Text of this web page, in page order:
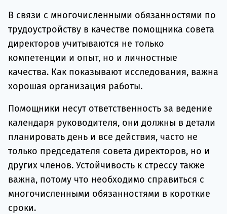
В связи с многочисленными обязанностями по
трудоустройству в качестве помощника совета
директоров учитываются не только
компетенции и опыт, но и личностные
качества. Как показывают исследования, важна
хорошая организация работы.
Помощники несут ответственность за ведение
календаря руководителя, они должны в детали
планировать день и все действия, часто не
только председателя совета директоров, но и
других членов. Устойчивость к стрессу также
важна, потому что необходимо справиться с
многочисленными обязанностями в короткие
сроки.